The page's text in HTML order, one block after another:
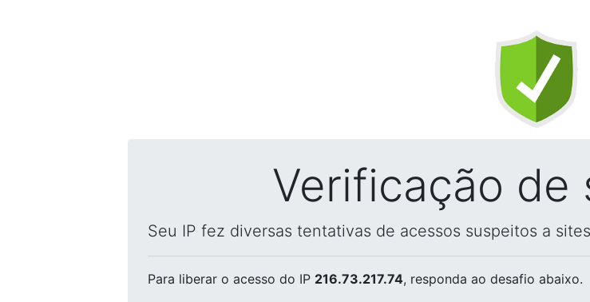
Verificação de
Seu IP fez diversas tentativas de acessos suspeitos a
Para liberar o acesso do IP 216.73.217.74, responda ao desafio abaixo.